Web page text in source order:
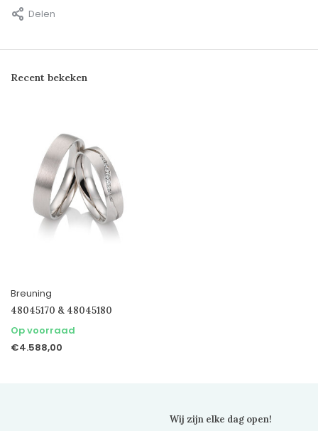
Delen
Recent bekeken
Breuning
48045170 & 48045180
Op voorraad
€4.588,00
Wij zijn elke dag open!